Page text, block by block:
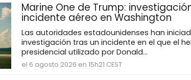
Marine One de Trump:
incidente aéreo en Washington
Las autoridades estadounidenses han
investigación tras un incidente en el que el
presidencial utilizado por Donald...
el 6 agosto 2026 en 15h21 CEST